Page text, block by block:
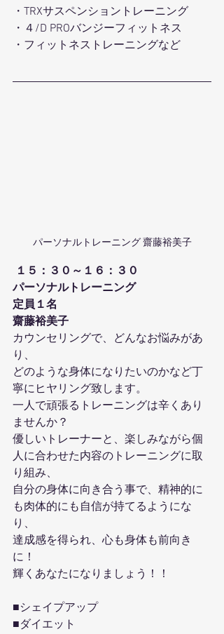
・TRXサスペンショントレーニング
・４/D PROバンジーフィットネス
・フィットネストレーニングなど
パーソナルトレーニング 齋藤裕美子
１５：３０～１６：３０
パーソナルトレーニング
定員１名
齋藤裕美子
カウンセリングで、どんなお悩みがあ
り、
どのような身体になりたいのかなど丁
寧にヒヤリング致します。
一人で頑張るトレーニングは辛くあり
ませんか？
優しいトレーナーと、楽しみながら個
人に合わせた内容のトレーニングに取
り組み、
自分の身体に向き合う事で、精神的に
も肉体的にも自信が持てるようにな
り、
達成感を得られ、心も身体も前向き
に！
輝くあなたになりましょう！！
■シェイプアップ
■ダイエット